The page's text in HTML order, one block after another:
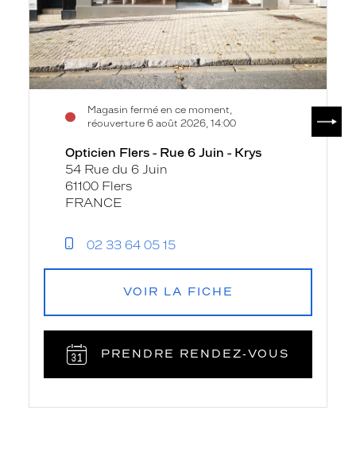
Krys
Magasin fermé en ce moment,
réouverture 6 août 2026, 14:00
Opticien Flers - Rue 6 Juin - Krys
54 Rue du 6 Juin
61100 Flers
FRANCE
02 33 64 05 15
VOIR LA FICHE
PRENDRE RENDEZ‑VOUS